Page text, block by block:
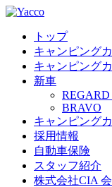
トップ
キャンピング
キャンピング
新車
REGARD
BRAVO
キャンピング
採用情報
自動車保険
スタッフ紹介
株式会社CIA